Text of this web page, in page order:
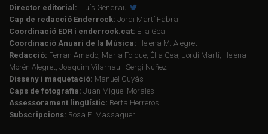
Director editorial: Lluís Gendrau
Cap de redacció Enderrock: Jordi Martí Fabra
Coordinació EDR i enderrock.cat: Èlia Gea
Coordinació Anuari de la Música: Helena M. Alegret
Redacció: Ferran Amado, Maria Folqué, Èlia Gea, Jordi Martí, Helena
Morén Alegret, Joaquim Vilarnau i Sergi Núñez
Disseny i maquetació: Manuel Cuyàs
Caps de fotografia: Juan Miguel Morales
Assessorament lingüístic: Berta Herreros
Subscripcions: Rosa E. Massaguer